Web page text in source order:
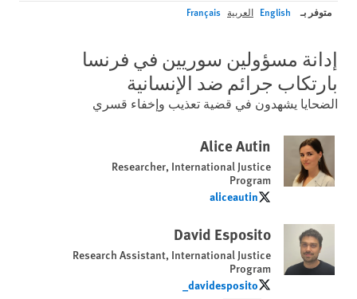
متوفر بـ English العربية Français
إدانة مسؤولين سوريين في فرنسا
بارتكاب جرائم ضد الإنسانية
الضحايا يشهدون في قضية تعذيب وإخفاء قسري
Alice Autin
Researcher, International Justice
Program
aliceautin
aliceautin
David Esposito
Research Assistant, International Justice
Program
davidesposito_
davidesposito_